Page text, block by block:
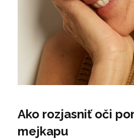
Ako rozjasniť oči
mejkapu